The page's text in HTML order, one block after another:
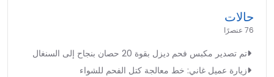
حالات
76 عنصرًا
تم تصدير مكبس فحم ديزل بقوة 20 حصان بنجاح إلى السنغال
زيارة عميل غاني: خط معالجة كتل الفحم للشواء